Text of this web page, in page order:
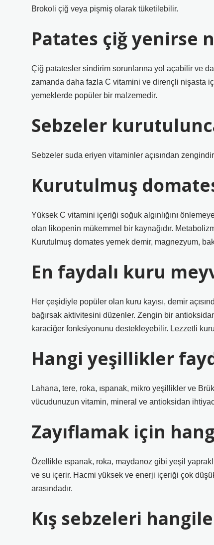
Brokoli çiğ veya pişmiş olarak tüketilebilir.
Patates çiğ yenirse
Çiğ patatesler sindirim sorunlarına yol açabilir ve
zamanda daha fazla C vitamini ve dirençli nişasta
yemeklerde popüler bir malzemedir.
Sebzeler
Sebzeler suda eriyen vitaminler açısından
Kurutulmuş domates
Yüksek C vitamini içeriği soğuk algınlığını
olan likopenin mükemmel bir kaynağıdır.
Kurutulmuş domates yemek demir, magnezyum,
En faydalı kuru
Her çeşidiyle popüler olan kuru kayısı, demir
bağırsak aktivitesini düzenler. Zengin bir
karaciğer fonksiyonunu destekleyebilir. Lezzetli
Hangi yeşillikler
Lahana, tere, roka, ıspanak, mikro yeşillikler ve
vücudunuzun vitamin, mineral ve antioksidan
Zayıflamak için
Özellikle ıspanak, roka, maydanoz gibi yeşil
ve su içerir. Hacmi yüksek ve enerji içeriği çok
arasındadır.
Kış sebzeleri